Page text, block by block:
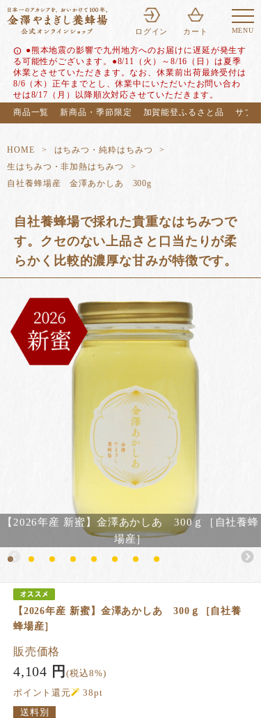
MENU
ログイン カート
info ●熊本地震の影響で九州地方へのお届けに遅延が発生す
る可能性がございます。●8/11（火）～8/16（日）は夏季
休業とさせていただきます。なお、休業前出荷最終受付は
8/6（木）正午までとし、休業中にいただいたお問い合わ
せは8/17（月）以降順次対応させていただきます。
商品一覧
新商品・季節限定 加賀能登ふるさと品 サブ
HOME
はちみつ・純粋はちみつ
生はちみつ・非加熱はちみつ
自社養蜂場産 金澤あかしあ 300g
自社養蜂場で採れた貴重なはちみつで
す。クセのない上品さと口当たりが柔
らかく比較的濃厚な甘みが特徴です。
【2026年産 新蜜】金澤あかしあ 300ｇ［自社養蜂
場産］
【2026年産 新蜜】金澤あかしあ 300ｇ［自社養
蜂場産］
販売価格
4,104 円(税込8%)
ポイント還元
38pt
送料別